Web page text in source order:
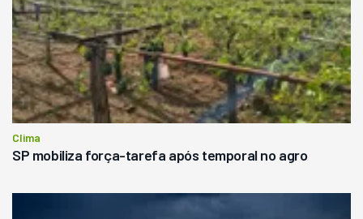
Clima
SP mobiliza força-tarefa após temporal no agro